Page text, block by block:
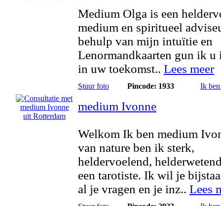
Medium Olga is een
medium en spiritueel
behulp van mijn intuïtie en
Lenormandkaarten gun ik u
in uw toekomst.. Lees meer
Stuur foto Pincode: 1933 Ik
medium Ivonne
Welkom Ik ben medium
van nature ben ik sterk,
heldervoelend,
een tarotiste. Ik wil je
al je vragen en je inz.. Lees